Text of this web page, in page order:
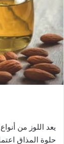
يعد اللوز من
حلوة المذاق